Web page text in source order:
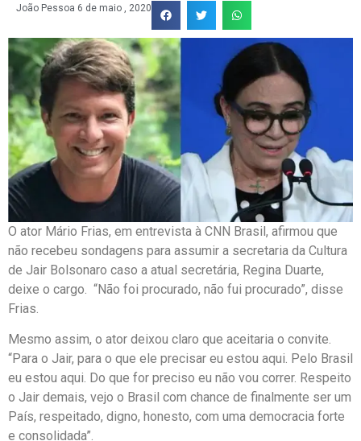
João Pessoa 6 de maio , 2020
O ator Mário Frias, em entrevista à CNN Brasil, afirmou que
não recebeu sondagens para assumir a secretaria da Cultura
de Jair Bolsonaro caso a atual secretária, Regina Duarte,
deixe o cargo. “Não foi procurado, não fui procurado”, disse
Frias.
Mesmo assim, o ator deixou claro que aceitaria o convite.
“Para o Jair, para o que ele precisar eu estou aqui. Pelo Brasil
eu estou aqui. Do que for preciso eu não vou correr. Respeito
o Jair demais, vejo o Brasil com chance de finalmente ser um
País, respeitado, digno, honesto, com uma democracia forte
e consolidada”.